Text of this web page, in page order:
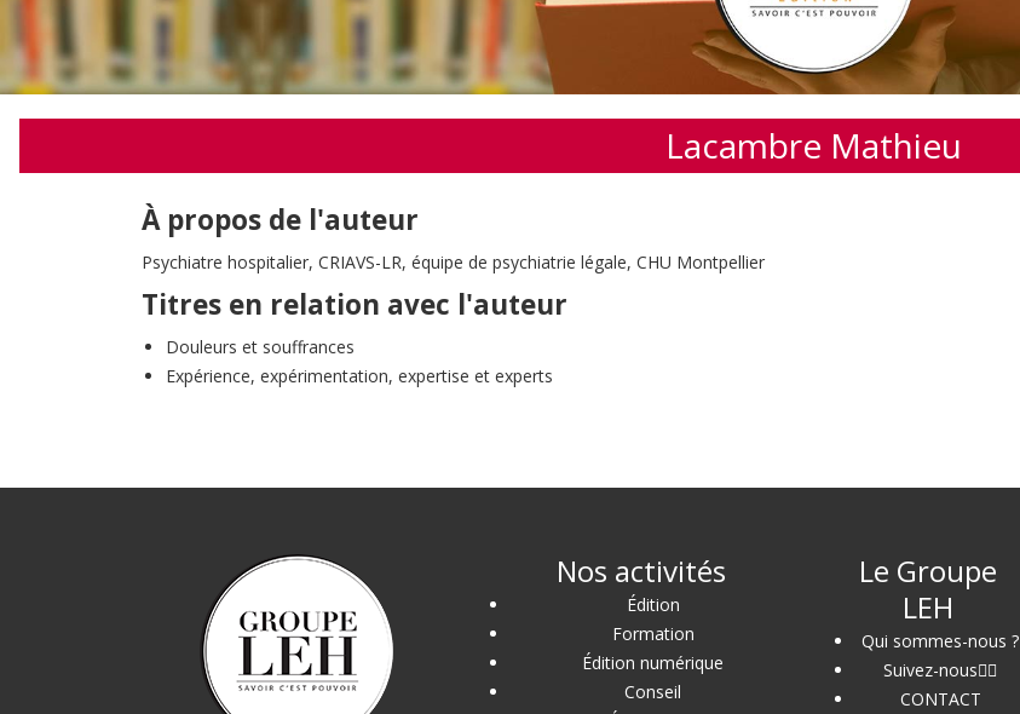
Lacambre Mathieu
À propos de l'auteur
Psychiatre hospitalier, CRIAVS-LR, équipe de psychiatrie légale, CHU Montpellier
Titres en relation avec l'auteur
Douleurs et souffrances
Expérience, expérimentation, expertise et experts
Nos activités
Édition
Formation
Édition numérique
Conseil
Le Groupe
LEH
Qui sommes-nous ?
Suivez-nous
CONTACT